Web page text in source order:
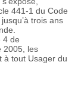
441-1 du Code
trois ans
4 de
2005, les
à tout Usager du